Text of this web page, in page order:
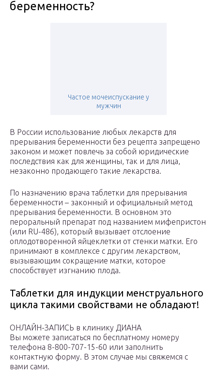
беременность?
Частое мочеиспускание у
мужчин
В России использование любых лекарств для
прерывания беременности без рецепта запрещено
законом и может повлечь за собой юридические
последствия как для женщины, так и для лица,
незаконно продающего такие лекарства.
По назначению врача таблетки для прерывания
беременности – законный и официальный метод
прерывания беременности. В основном это
пероральный препарат под названием мифепристон
(или RU-486), который вызывает отслоение
оплодотворенной яйцеклетки от стенки матки. Его
принимают в комплексе с другим лекарством,
вызывающим сокращение матки, которое
способствует изгнанию плода.
Таблетки для индукции менструального
цикла такими свойствами не обладают!
ОНЛАЙН-ЗАПИСЬ в клинику ДИАНА
Вы можете записаться по бесплатному номеру
телефона 8-800-707-15-60 или заполнить
контактную форму. В этом случае мы свяжемся с
вами сами.